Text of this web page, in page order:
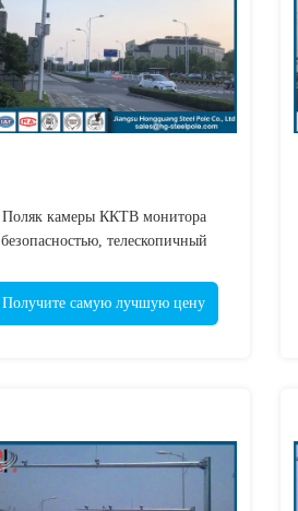
Поляк камеры ККТВ монитора
безопасностью, телескопичный
Получите самую лучшую цену